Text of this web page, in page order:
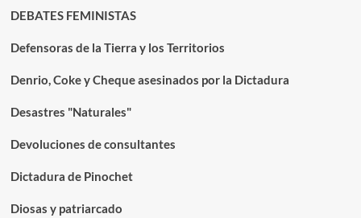
DEBATES FEMINISTAS
Defensoras de la Tierra y los Territorios
Denrio, Coke y Cheque asesinados por la Dictadura
Desastres "Naturales"
Devoluciones de consultantes
Dictadura de Pinochet
Diosas y patriarcado